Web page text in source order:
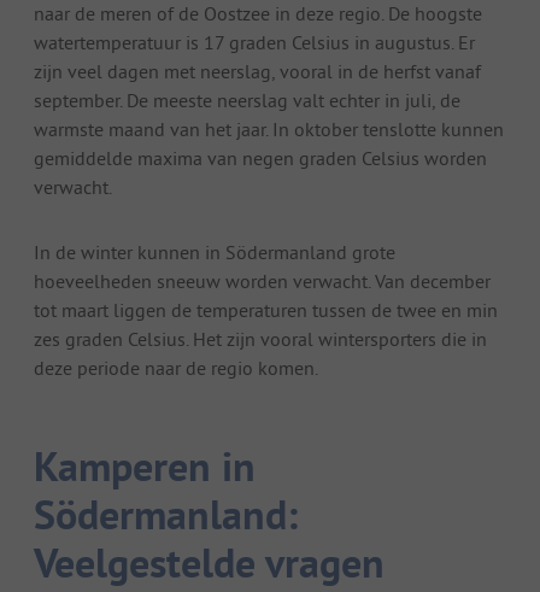
naar de meren of de Oostzee in deze regio. De hoogste
watertemperatuur is 17 graden Celsius in augustus. Er
zijn veel dagen met neerslag, vooral in de herfst vanaf
september. De meeste neerslag valt echter in juli, de
warmste maand van het jaar. In oktober tenslotte kunnen
gemiddelde maxima van negen graden Celsius worden
verwacht.
In de winter kunnen in Södermanland grote
hoeveelheden sneeuw worden verwacht. Van december
tot maart liggen de temperaturen tussen de twee en min
zes graden Celsius. Het zijn vooral wintersporters die in
deze periode naar de regio komen.
Kamperen in
Södermanland:
Veelgestelde vragen